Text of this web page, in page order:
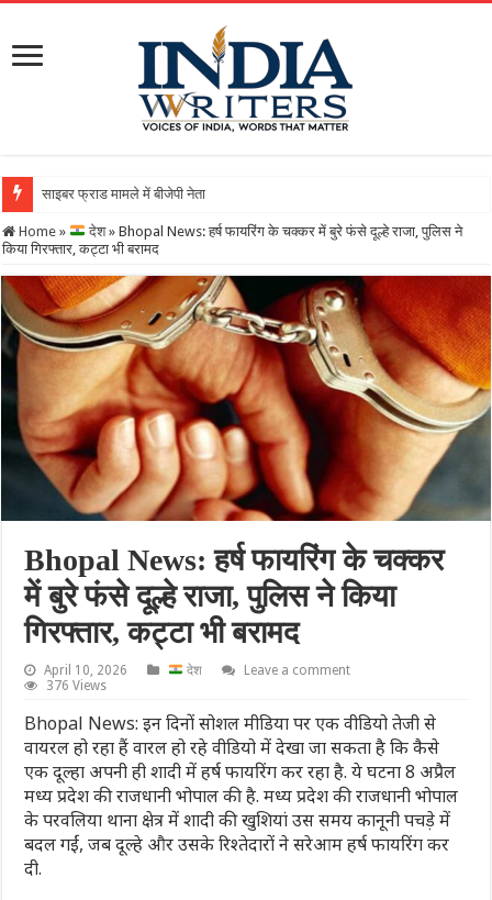
साइबर फ्राड मामले में बीजेपी नेता गिरफ्तारः 21 करोड़ की बड़ी ठगी,
Home » देश » Bhopal News: हर्ष फायरिंग के चक्कर में बुरे फंसे दूल्हे राजा, पुलिस ने
किया गिरफ्तार, कट्टा भी बरामद
Bhopal News: हर्ष फायरिंग के चक्कर
में बुरे फंसे दूल्हे राजा, पुलिस ने किया
गिरफ्तार, कट्टा भी बरामद
April 10, 2026 देश
Leave a comment
376 Views
Bhopal News: इन दिनों सोशल मीडिया पर एक वीडियो तेजी से
वायरल हो रहा हैं वारल हो रहे वीडियो में देखा जा सकता है कि कैसे
एक दूल्हा अपनी ही शादी में हर्ष फायरिंग कर रहा है. ये घटना 8 अप्रैल
मध्य प्रदेश की राजधानी भोपाल की है. मध्य प्रदेश की राजधानी भोपाल
के परवलिया थाना क्षेत्र में शादी की खुशियां उस समय कानूनी पचड़े में
बदल गईं, जब दूल्हे और उसके रिश्तेदारों ने सरेआम हर्ष फायरिंग कर
दी.